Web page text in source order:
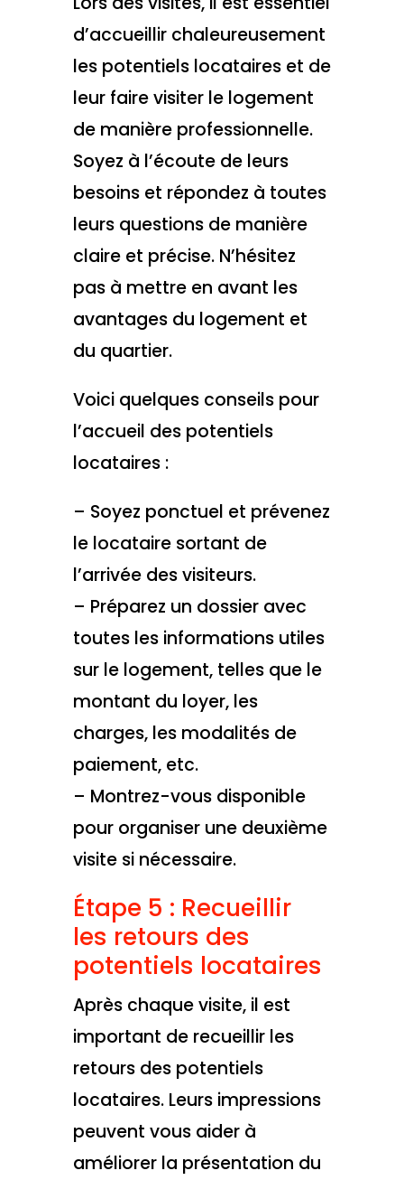
d’accueillir chaleureusement
les potentiels locataires et de
leur faire visiter le logement
de manière professionnelle.
Soyez à l’écoute de leurs
besoins et répondez à toutes
leurs questions de manière
claire et précise. N’hésitez
pas à mettre en avant les
avantages du logement et
du quartier.
Voici quelques conseils pour
l’accueil des potentiels
locataires :
– Soyez ponctuel et prévenez
le locataire sortant de
l’arrivée des visiteurs.
– Préparez un dossier avec
toutes les informations utiles
sur le logement, telles que le
montant du loyer, les
charges, les modalités de
paiement, etc.
– Montrez-vous disponible
pour organiser une deuxième
visite si nécessaire.
Étape 5 : Recueillir
les retours des
potentiels locataires
Après chaque visite, il est
important de recueillir les
retours des potentiels
locataires. Leurs impressions
peuvent vous aider à
améliorer la présentation du